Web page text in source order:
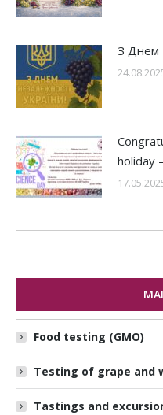
З Днем
holiday
Food testing (GMO)
Testing of grape and
Tastings and